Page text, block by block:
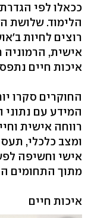
ככאלו לפי
הלימוד. שלושת
רוצים לחיות
אישית, הרמוניה
איכות חיים
רווחה אישית
ומצב כלכלי,
מתוך התחומים
איכות חיים